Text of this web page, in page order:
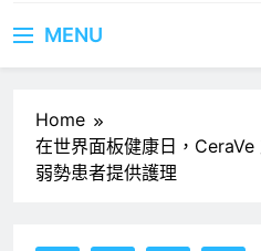
MENU
Home
在世界面板健康日，
弱勢患者提供護理